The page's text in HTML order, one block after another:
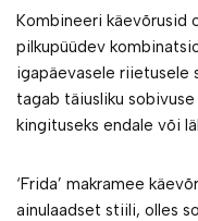
Kombineeri käevõrusid
pilkupüüdev
igapäevasele riietusele
tagab täiusliku
kingituseks endale või
‘Frida’ makramee
ainulaadset stiili, olles